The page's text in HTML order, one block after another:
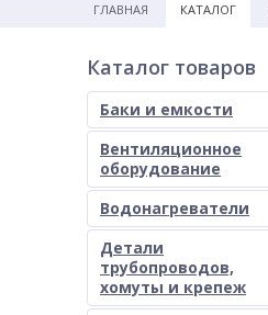
ГЛАВНАЯ КАТАЛОГ
Каталог товаров
Баки и емкости
Вентиляционное
оборудование
Водонагреватели
Детали
трубопроводов,
хомуты и крепеж